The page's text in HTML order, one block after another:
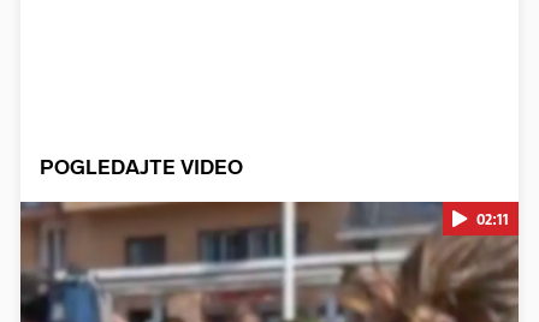
POGLEDAJTE VIDEO
02:11